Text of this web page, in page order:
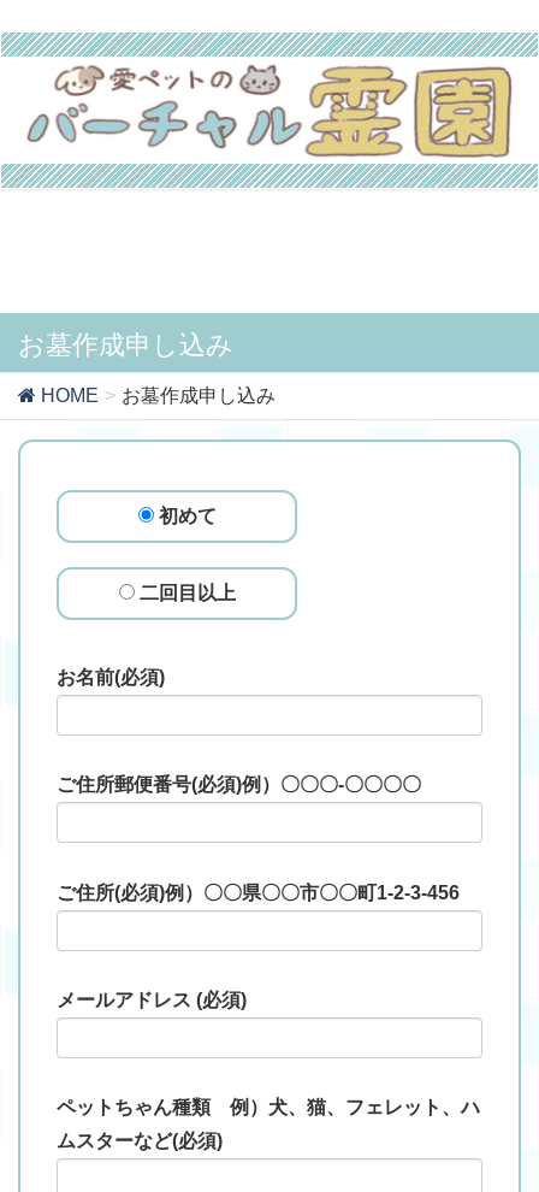
お墓作成申し込み
HOME お墓作成申し込み
初めて
二回目以上
お名前(必須)
ご住所郵便番号(必須)例）〇〇〇-〇〇〇〇
ご住所(必須)例）〇〇県〇〇市〇〇町1-2-3-456
メールアドレス (必須)
ペットちゃん種類 例）犬、猫、フェレット、ハ
ムスターなど(必須)